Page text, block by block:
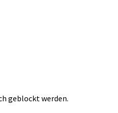
geblockt werden.